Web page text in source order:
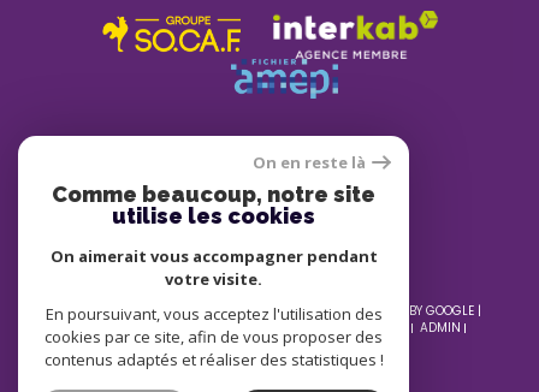
© 2026 | TOUS DROITS RÉSERVÉS | TRADUCTION POWERED BY GOOGLE |
NOS HONORAIRES
PLAN DU SITE MENTIONS LÉGALES
ADMIN
NOS LIENS
POLITIQUE RGPD COOKIES
On en reste là
Comme beaucoup, notre site
utilise les cookies
On aimerait vous accompagner pendant
votre visite.
En poursuivant, vous acceptez l'utilisation des
cookies par ce site, afin de vous proposer des
contenus adaptés et réaliser des statistiques !